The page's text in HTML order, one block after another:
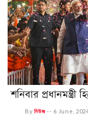
শনিবার
Byনিউজ -- 6 June,